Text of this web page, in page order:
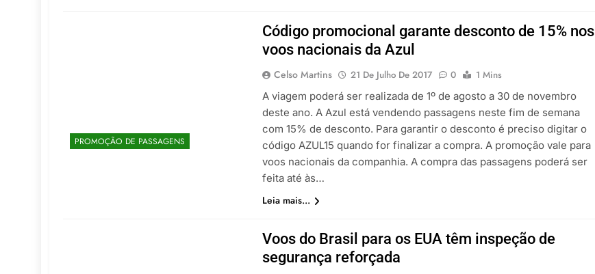
PROMOÇÃO DE PASSAGENS
Código promocional garante desconto de 15% nos
voos nacionais da Azul
Celso Martins 21 De Julho De 2017 0
1 Mins
A viagem poderá ser realizada de 1º de agosto a 30 de novembro
deste ano. A Azul está vendendo passagens neste fim de semana
com 15% de desconto. Para garantir o desconto é preciso digitar o
código AZUL15 quando for finalizar a compra. A promoção vale para
voos nacionais da companhia. A compra das passagens poderá ser
feita até às…
Leia mais...
Voos do Brasil para os EUA têm inspeção de
segurança reforçada